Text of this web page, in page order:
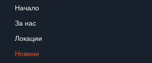
Начало
За нас
Локации
Новини